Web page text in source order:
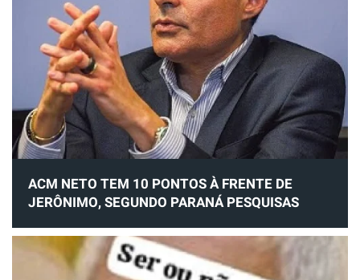
ACM NETO TEM 10 PONTOS À FRENTE DE
JERÔNIMO, SEGUNDO PARANÁ PESQUISAS